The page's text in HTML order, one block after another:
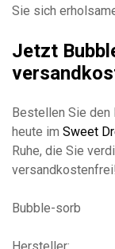
Sie sich
Jetzt
Bestellen Sie den
heute im Sweet
Ruhe, die Sie
versandkostenfrei!
Bubble-sorb